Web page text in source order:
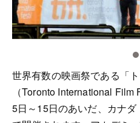
世界有数の映画祭である「
（Toronto International
5日～15日のあいだ、カナ